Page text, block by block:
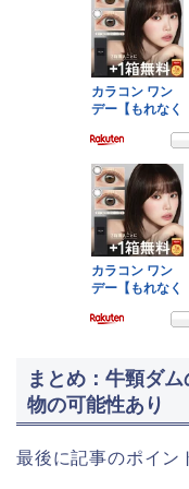
まとめ：牛頸ダ
物の可能性あり
最後に記事のポイン